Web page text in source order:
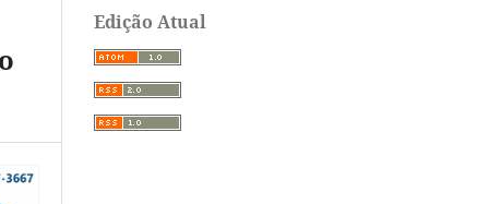
Edição Atual